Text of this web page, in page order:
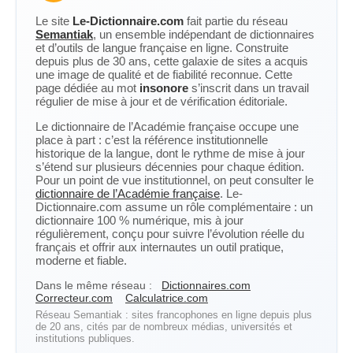
Le site Le-Dictionnaire.com fait partie du réseau
Semantiak, un ensemble indépendant de dictionnaires
et d’outils de langue française en ligne. Construite
depuis plus de 30 ans, cette galaxie de sites a acquis
une image de qualité et de fiabilité reconnue. Cette
page dédiée au mot insonore s’inscrit dans un travail
régulier de mise à jour et de vérification éditoriale.
Le dictionnaire de l’Académie française occupe une
place à part : c’est la référence institutionnelle
historique de la langue, dont le rythme de mise à jour
s’étend sur plusieurs décennies pour chaque édition.
Pour un point de vue institutionnel, on peut consulter le
dictionnaire de l’Académie française. Le-
Dictionnaire.com assume un rôle complémentaire : un
dictionnaire 100 % numérique, mis à jour
régulièrement, conçu pour suivre l’évolution réelle du
français et offrir aux internautes un outil pratique,
moderne et fiable.
Dans le même réseau :
Dictionnaires.com
Correcteur.com
Calculatrice.com
Réseau Semantiak : sites francophones en ligne depuis plus
de 20 ans, cités par de nombreux médias, universités et
institutions publiques.